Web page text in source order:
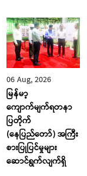
06 Aug, 2026
မြန်မာ့
ကျောက်မျက်ရတနာ
ပြတိုက်
(နေပြည်တော်) အကြီး
စားပြုပြင်မှုများ
ဆောင်ရွက်လျက်ရှိ